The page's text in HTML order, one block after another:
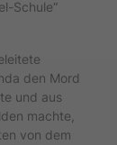
Schule“
den Mord
und aus
machte,
von dem